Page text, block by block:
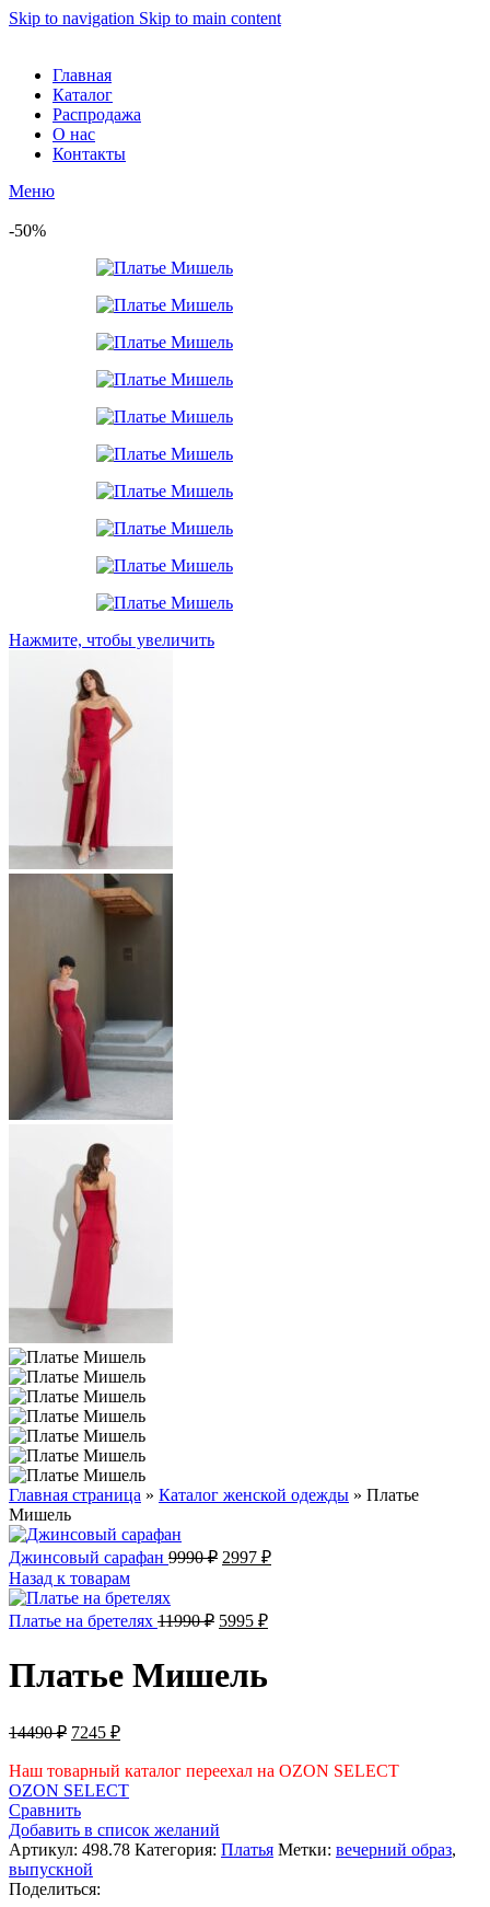
Skip to navigation Skip to main content
Главная
Каталог
Распродажа
О нас
Контакты
Меню
-50%
Нажмите, чтобы увеличить
Главная страница » Каталог женской одежды » Платье
Мишель
Джинсовый сарафан 9990₽ Первоначальная
9990 ₽.
2997 ₽Текущая
Назад к товарам
Платье на бретелях 11990₽ Первоначальная
11990 ₽.
5995 ₽Текущая
Платье Мишель
14490₽ Первоначальная
составляла
14490 ₽.
7245 ₽Текущая
7245 ₽.
Наш товарный каталог переехал на OZON SELECT
OZON SELECT
Сравнить
Добавить в список желаний
Артикул: 498.78 Категория: Платья Метки: вечерний образ,
выпускной
Поделиться: